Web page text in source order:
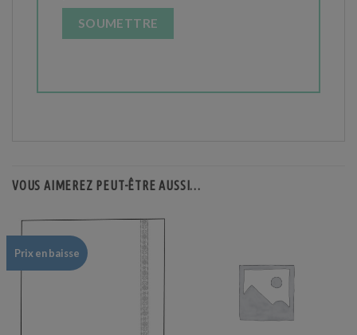
VOUS AIMEREZ PEUT-ÊTRE AUSSI…
Prix en baisse